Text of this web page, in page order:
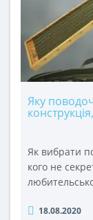
Яку
Як вибрати
кого не
18.08.2020